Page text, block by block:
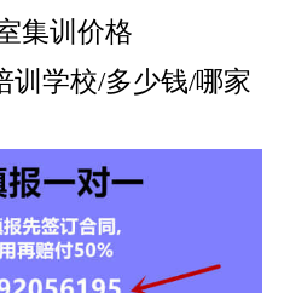
集训价格
训学校/多少钱/哪家